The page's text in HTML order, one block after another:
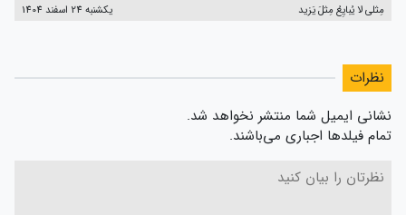
مِثلی لا یُبایِعُ مِثلَ یَزید
یکشنبه 24 اسفند 1404
نظرات
نشانی ایمیل شما منتشر نخواهد شد.
تمام فیلدها اجباری می‌باشند.